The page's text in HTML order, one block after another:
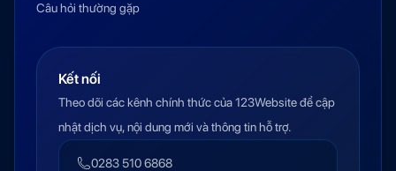
Câu hỏi thường gặp
Kết nối
Theo dõi các kênh chính thức của 123Website để cập
nhật dịch vụ, nội dung mới và thông tin hỗ trợ.
0283 510 6868